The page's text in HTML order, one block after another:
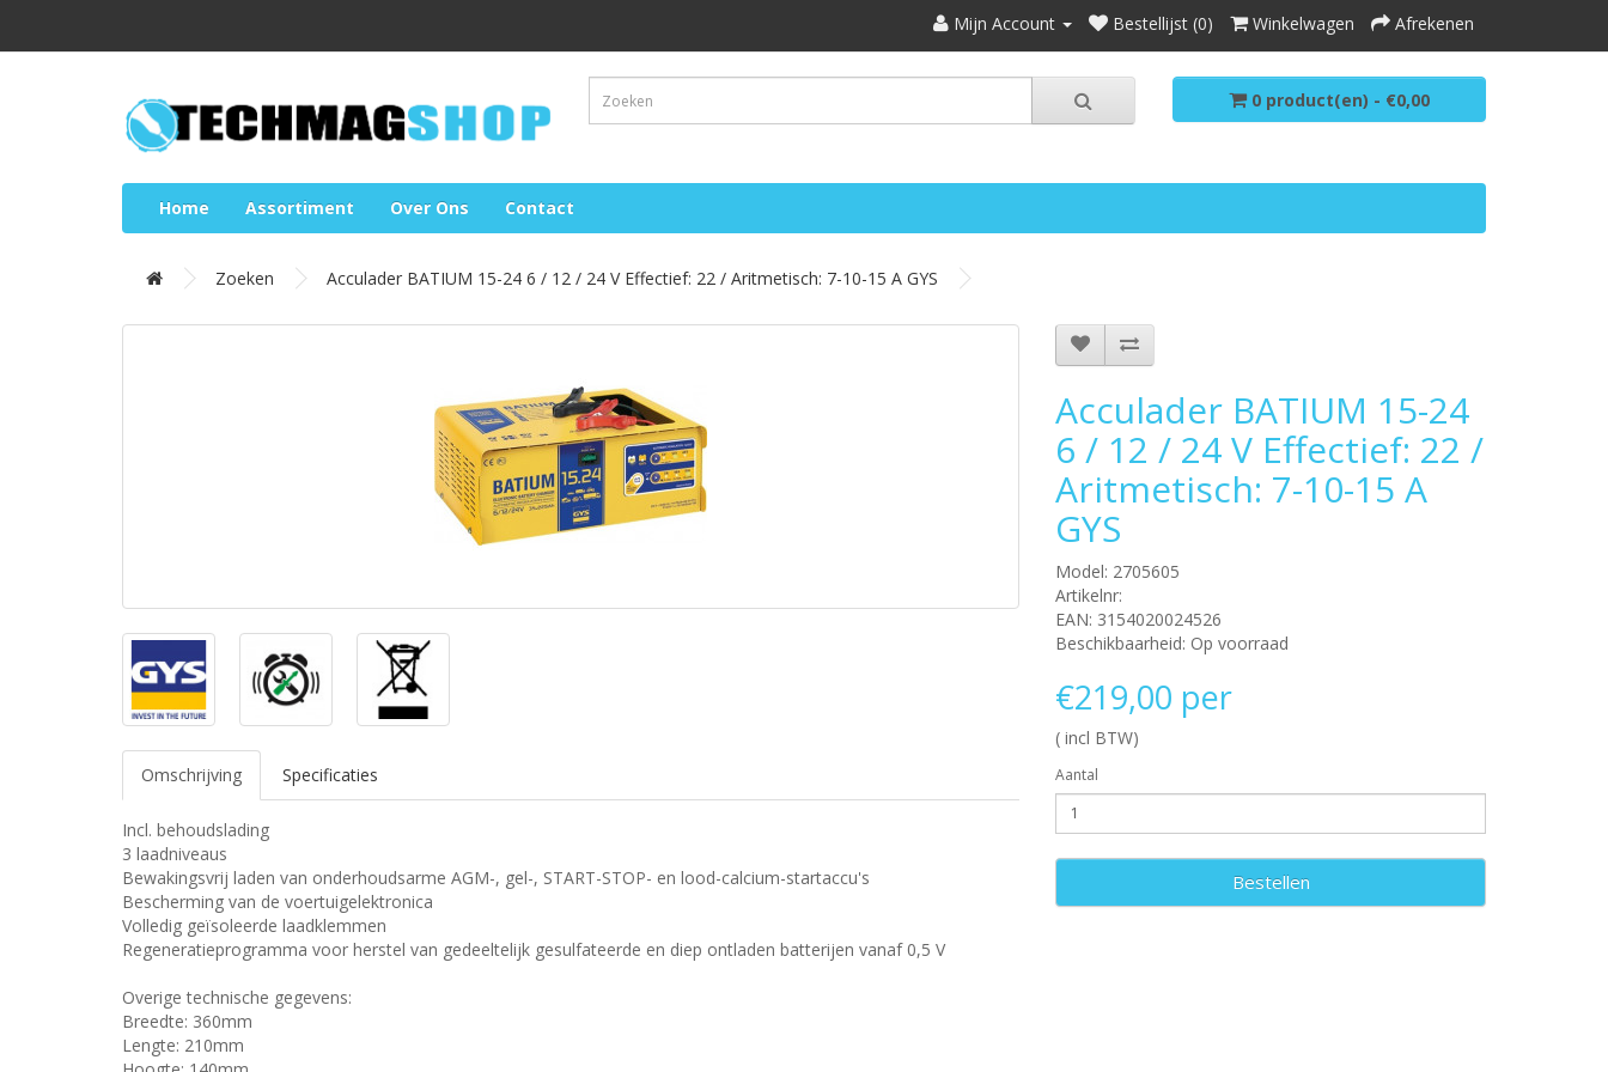
Mijn Account Bestellijst (0) Winkelwagen Afrekenen
0 product(en) - €0,00
Home Assortiment Over Ons Contact
Zoeken Acculader BATIUM 15-24 6 / 12 / 24 V Effectief: 22 / Aritmetisch: 7-10-15 A GYS
Omschrijving Specificaties
Incl. behoudslading
3 laadniveaus
Bewakingsvrij laden van onderhoudsarme AGM-, gel-, START-STOP- en lood-calcium-startaccu's
Bescherming van de voertuigelektronica
Volledig geïsoleerde laadklemmen
Regeneratieprogramma voor herstel van gedeeltelijk gesulfateerde en diep ontladen batterijen vanaf 0,5 V
Overige technische gegevens:
Breedte: 360mm
Lengte: 210mm
Acculader BATIUM 15-24
6 / 12 / 24 V Effectief: 22 /
Aritmetisch: 7-10-15 A
GYS
Model: 2705605
Artikelnr:
EAN: 3154020024526
Beschikbaarheid: Op voorraad
€219,00 per
( incl BTW)
Aantal
Bestellen